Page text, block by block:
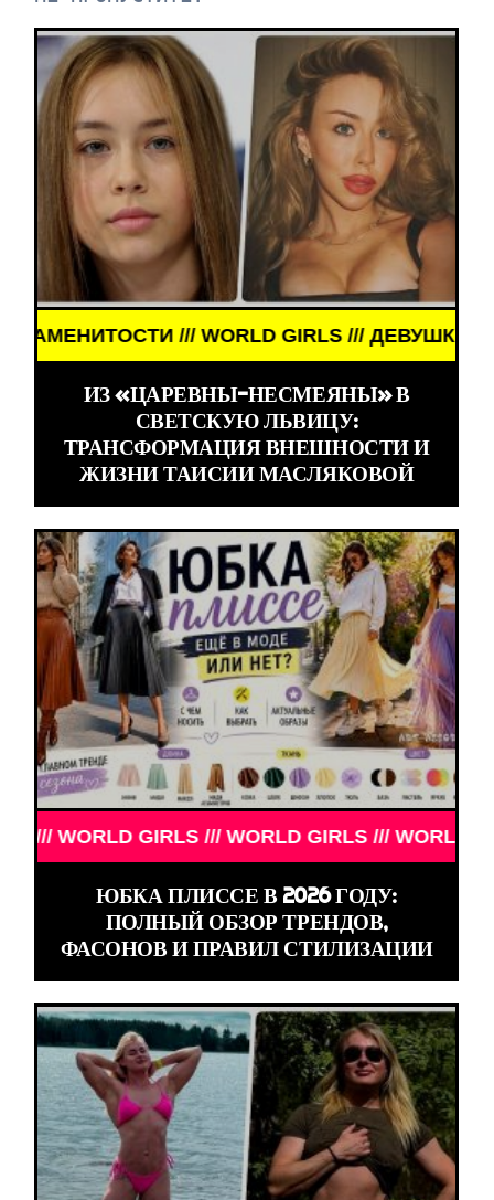
/// WORLD GIRLS /// ДЕВУШКИ
ИЗ «ЦАРЕВНЫ-НЕСМЕЯНЫ» В
СВЕТСКУЮ ЛЬВИЦУ:
ТРАНСФОРМАЦИЯ ВНЕШНОСТИ И
ЖИЗНИ ТАИСИИ МАСЛЯКОВОЙ
GIRLS /// WORLD GIRLS ///
ЮБКА ПЛИССЕ В 2026 ГОДУ:
ПОЛНЫЙ ОБЗОР ТРЕНДОВ,
ФАСОНОВ И ПРАВИЛ СТИЛИЗАЦИИ